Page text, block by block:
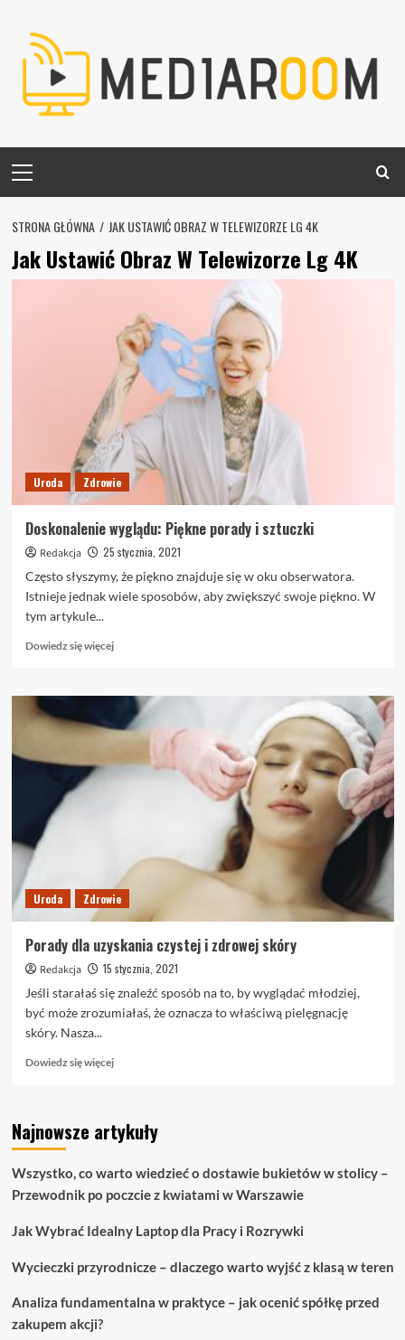
content
Menu
STRONA GŁÓWNA JAK USTAWIĆ OBRAZ W TELEWIZORZE LG 4K
Jak Ustawić Obraz W Telewizorze Lg 4K
Uroda Zdrowie
Doskonalenie wyglądu: Piękne porady i sztuczki
Redakcja
25 stycznia, 2021
Często słyszymy, że piękno znajduje się w oku obserwatora.
Istnieje jednak wiele sposobów, aby zwiększyć swoje piękno. W
tym artykule...
Dowiedz się więcejDowiedz
o
Doskonalenie
wyglądu:
porady
Uroda Zdrowie
Porady dla uzyskania czystej i zdrowej skóry
Redakcja
15 stycznia, 2021
Jeśli starałaś się znaleźć sposób na to, by wyglądać młodziej,
być może zrozumiałaś, że oznacza to właściwą pielęgnację
skóry. Nasza...
Dowiedz się więcejDowiedz
Porady
dla
czystej
i
skóry
Najnowsze artykuły
Wszystko, co warto wiedzieć o dostawie bukietów w stolicy –
Przewodnik po poczcie z kwiatami w Warszawie
Jak Wybrać Idealny Laptop dla Pracy i Rozrywki
Wycieczki przyrodnicze – dlaczego warto wyjść z klasą w teren
Analiza fundamentalna w praktyce – jak ocenić spółkę przed
zakupem akcji?